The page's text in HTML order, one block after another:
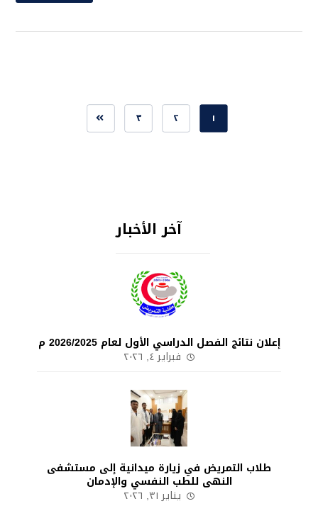
١ ٢ ٣
آخر الأخبار
إعلان نتائج الفصل الدراسي الأول لعام 2026/2025 م
فبراير ٤, ٢٠٢٦
طلاب التمريض في زيارة ميدانية إلى مستشفى
النهى للطب النفسي والإدمان
يناير ٣١, ٢٠٢٦